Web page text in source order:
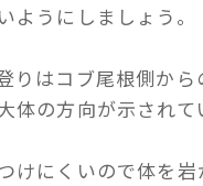
うにしましょう。
りはコブ尾根側から
の方向が示されて
けにくいので体を